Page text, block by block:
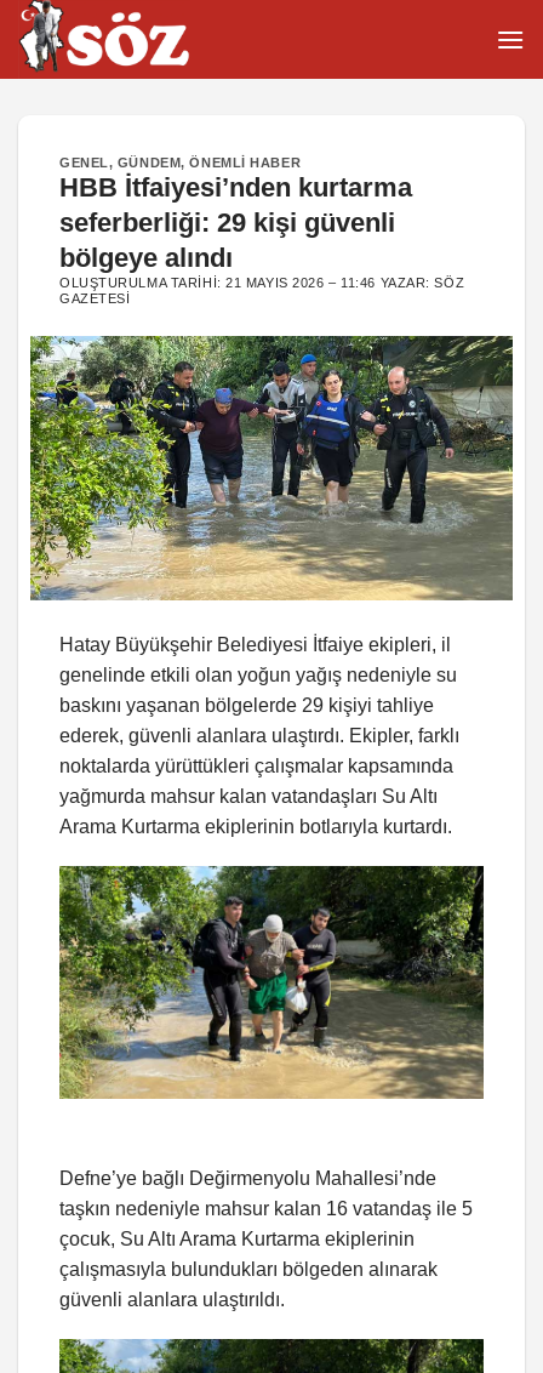
İçeriğe
atla
GENEL, GÜNDEM,ÖNEMLI HABER
HBB İtfaiyesi’nden kurtarma
seferberliği: 29 kişi güvenli
bölgeye alındı
OLUŞTURULMA TARIHI:21 MAYIS 2026 – 11:46 YAZAR:SÖZ
GAZETESI
Hatay Büyükşehir Belediyesi İtfaiye ekipleri, il
genelinde etkili olan yoğun yağış nedeniyle su
baskını yaşanan bölgelerde 29 kişiyi tahliye
ederek, güvenli alanlara ulaştırdı. Ekipler, farklı
noktalarda yürüttükleri çalışmalar kapsamında
yağmurda mahsur kalan vatandaşları Su Altı
Arama Kurtarma ekiplerinin botlarıyla kurtardı.
Defne’ye bağlı Değirmenyolu Mahallesi’nde
taşkın nedeniyle mahsur kalan 16 vatandaş ile 5
çocuk, Su Altı Arama Kurtarma ekiplerinin
çalışmasıyla bulundukları bölgeden alınarak
güvenli alanlara ulaştırıldı.